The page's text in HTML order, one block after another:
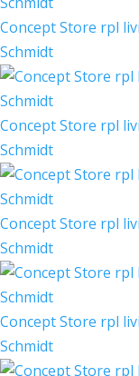
Concept Store rpl
Schmidt
Concept Store rpl
Schmidt
Concept Store rpl
Schmidt
Concept Store rpl
Schmidt